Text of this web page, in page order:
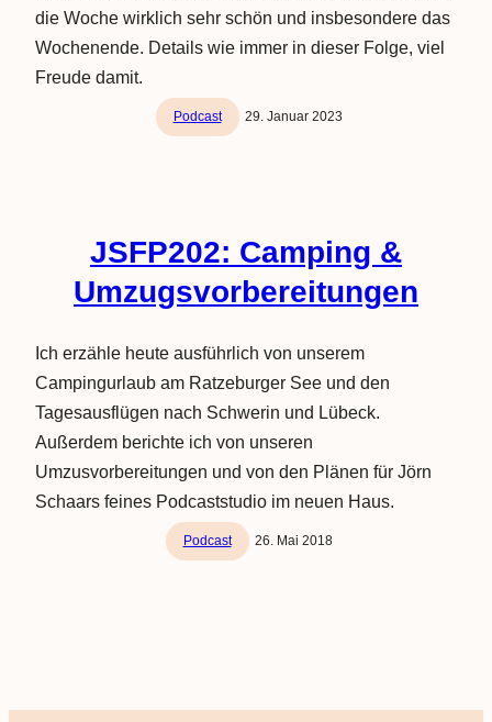
die Woche wirklich sehr schön und insbesondere das
Wochenende. Details wie immer in dieser Folge, viel
Freude damit.
Podcast 29. Januar 2023
JSFP202: Camping &
Umzugsvorbereitungen
Ich erzähle heute ausführlich von unserem
Campingurlaub am Ratzeburger See und den
Tagesausflügen nach Schwerin und Lübeck.
Außerdem berichte ich von unseren
Umzusvorbereitungen und von den Plänen für Jörn
Schaars feines Podcaststudio im neuen Haus.
Podcast 26. Mai 2018